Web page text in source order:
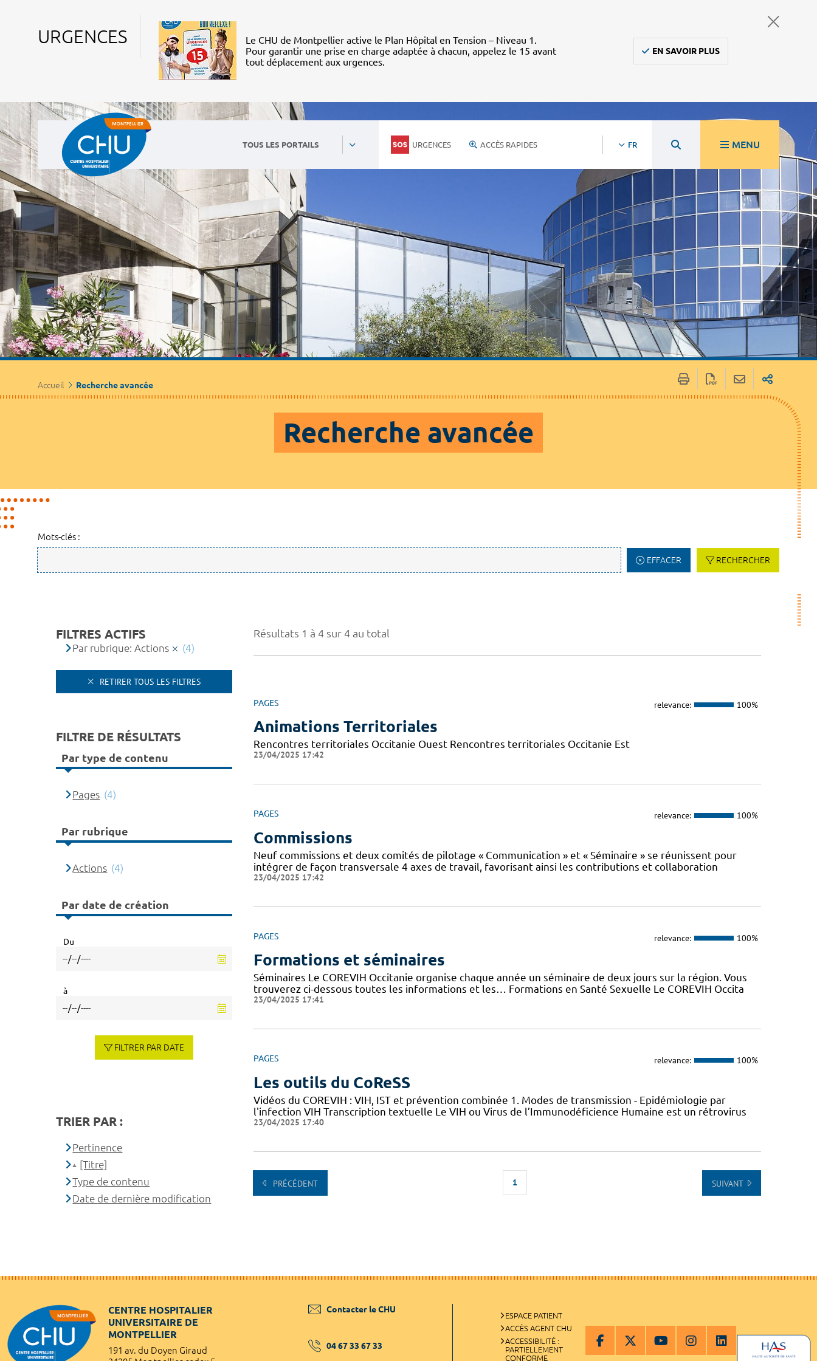
URGENCES
Le CHU de Montpellier active le Plan Hôpital en Tension – Niveau 1.
Pour garantir une prise en charge adaptée à chacun, appelez le 15 avant
tout déplacement aux urgences.
EN SAVOIR PLUS
TOUS LES PORTAILS URGENCES ACCÈS RAPIDES FR MENU
Accueil Recherche avancée
Recherche avancée
Mots-clés :
EFFACER RECHERCHER
Résultats 1 à 4 sur 4 au total
PAGES relevance: 100%
Animations Territoriales
Rencontres territoriales Occitanie Ouest Rencontres territoriales Occitanie Est
23/04/2025 17:42
PAGES relevance: 100%
Commissions
Neuf commissions et deux comités de pilotage « Communication » et « Séminaire » se réunissent pour
intégrer de façon transversale 4 axes de travail, favorisant ainsi les contributions et collaboration
23/04/2025 17:42
PAGES relevance: 100%
Formations et séminaires
Séminaires Le COREVIH Occitanie organise chaque année un séminaire de deux jours sur la région. Vous
trouverez ci-dessous toutes les informations et les… Formations en Santé Sexuelle Le COREVIH Occita
23/04/2025 17:41
PAGES relevance: 100%
Les outils du CoReSS
Vidéos du COREVIH : VIH, IST et prévention combinée 1. Modes de transmission - Epidémiologie par
l'infection VIH Transcription textuelle Le VIH ou Virus de l’Immunodéficience Humaine est un rétrovirus
23/04/2025 17:40
PRÉCÉDENT 1 SUIVANT
FILTRES ACTIFS
Par rubrique: Actions (4)
RETIRER TOUS LES FILTRES
FILTRE DE RÉSULTATS
Par type de contenu
Pages (4)
Par rubrique
Actions (4)
Par date de création
Du
à
FILTRER PAR DATE
TRIER PAR :
Pertinence
[Titre]
Type de contenu
Date de dernière modification
CENTRE HOSPITALIER
UNIVERSITAIRE DE
MONTPELLIER
191 av. du Doyen Giraud
Contacter le CHU
04 67 33 67 33
ESPACE PATIENT
ACCÈS AGENT CHU
ACCESSIBILITÉ :
PARTIELLEMENT
CONFORME